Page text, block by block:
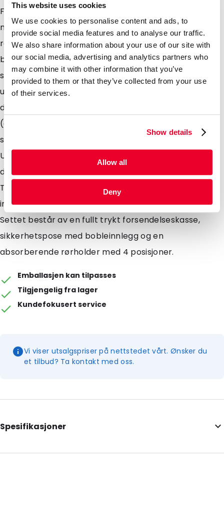
This website uses cookies
We use cookies to personalise content and ads, to
provide social media features and to analyse our traffic.
We also share information about your use of our site with
our social media, advertising and analytics partners who
may combine it with other information that you’ve
provided to them or that they’ve collected from your use
of their services.
Show details
Allow all
Deny
Fraktsett som oppfyller alle krav i UN3373 (i samsvar
med Royal Mail) Oppfyller fullt ut de nye
retningslinjene fra Royal Mail for forbudte og
begrensede gjenstander Egnet for frakt av biologiske
stoffer (kategori B) (diagnostiske prøver, inkludert
urin, avføring, sædprøver fra husdyr og hester samt
dyrelevninger) Biologiske stoffer (kategori B)
(diagnostiske prøver, inkludert urin, avføring,
sædprøver fra husdyr og hester samt dyrelevninger)
UN3373 Biologiske stoffer kategori B, som beskrevet i
den siste utgaven av Technical Instructions for Safe
Transport of Dangerous Goods by Airutgitt av Den
internasjonale sivile luftfartsorganisasjonen (ICAO).
Settet består av en fullt trykt forsendelseskasse,
sikkerhetspose med bobleinnlegg og en
absorberende rørholder med 4 posisjoner.
Emballasjen kan tilpasses
Tilgjengelig fra lager
Kundefokusert service
Vi viser utsalgspriser på nettstedet vårt. Ønsker du
et tilbud? Ta kontakt med oss.
Spesifikasjoner
Additional information: Be om et pristilbud for større mengder.